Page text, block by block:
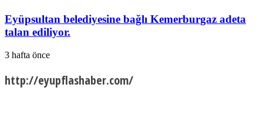
Eyüpsultan belediyesine bağlı Kemerburgaz adeta
talan ediliyor.
3 hafta önce
http://eyupflashaber.com/